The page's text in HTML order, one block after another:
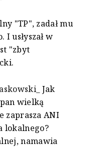
"TP", zadał mu
I usłyszał w
"zbyt
Jak
wielką
zaprasza ANI
lokalnego?
namawia